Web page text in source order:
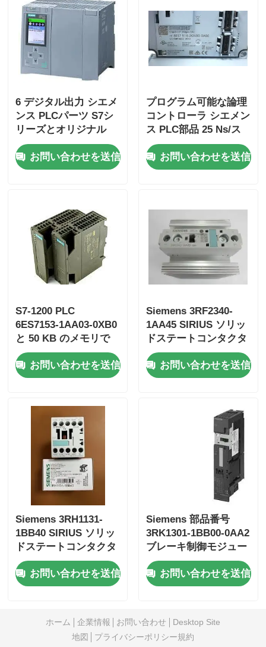
ホーム
製品
私たちについて
工場見学
お問い合わせ
引金 を 求め て ください
アレン・ブラッドリー PLCパーツ
シメンス PLC部品
ひま安全株式会社
フォックスボロ PLC
ICS Triplex PLC
Woodward plc
Ge Fanuc モジュール
6 デジタル出力 シエメ
ンス PLCパーツ S7シ
リーズとオリジナル
お問い合わせを送信
プログラム可能な論理
コントローラ シエメン
ス PLC部品 25 Ns/ス
テップ CPU速度と 2
アナログ入力
お問い合わせを送信
S7-1200 PLC
6ES7153-1AA03-0XB0
と 50 KB のメモリで
産業自動化が容易にな
りました
お問い合わせを送信
Siemens 3RF2340-
1AA45 SIRIUS ソリッ
ドステートコンタクタ
お問い合わせを送信
Siemens 3RH1131-
1BB40 SIRIUS ソリッ
ドステートコンタクタ
お問い合わせを送信
Siemens 部品番号
3RK1301-1BB00-0AA2
ブレーキ制御モジュー
ル用電磁始動器
お問い合わせを送信
ホーム 企業情報 お問い合わせ
Desktop Site
地図
プライバシーポリシー規約